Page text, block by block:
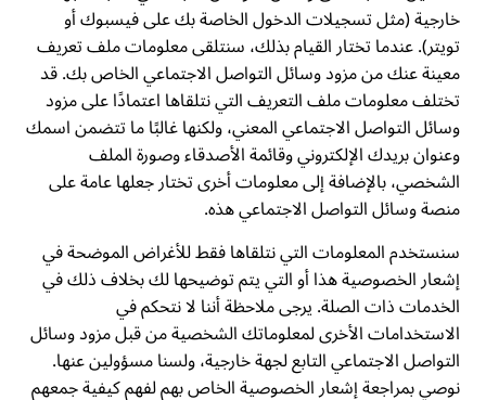
خارجية (مثل تسجيلات الدخول الخاصة بك على فيسبوك أو
تويتر). عندما تختار القيام بذلك، سنتلقى معلومات ملف تعريف
معينة عنك من مزود وسائل التواصل الاجتماعي الخاص بك. قد
تختلف معلومات ملف التعريف التي نتلقاها اعتمادًا على مزود
وسائل التواصل الاجتماعي المعني، ولكنها غالبًا ما تتضمن اسمك
وعنوان بريدك الإلكتروني وقائمة الأصدقاء وصورة الملف
الشخصي، بالإضافة إلى معلومات أخرى تختار جعلها عامة على
منصة وسائل التواصل الاجتماعي هذه.
سنستخدم المعلومات التي نتلقاها فقط للأغراض الموضحة في
إشعار الخصوصية هذا أو التي يتم توضيحها لك بخلاف ذلك في
الخدمات ذات الصلة. يرجى ملاحظة أننا لا نتحكم في
الاستخدامات الأخرى لمعلوماتك الشخصية من قبل مزود وسائل
التواصل الاجتماعي التابع لجهة خارجية، ولسنا مسؤولين عنها.
نوصي بمراجعة إشعار الخصوصية الخاص بهم لفهم كيفية جمعهم